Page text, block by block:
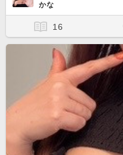
かな
16